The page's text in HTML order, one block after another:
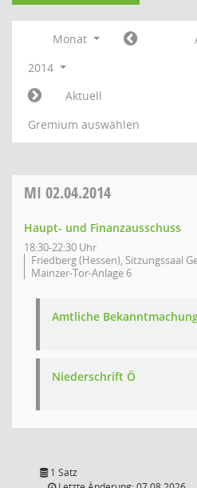
Monat
2014
Aktuell
Gremium auswählen
MI 02.04.2014
Haupt- und Finanzausschuss
18:30-22:30 Uhr
Friedberg (Hessen), Sitzungssaal
Mainzer-Tor-Anlage 6
Amtliche
Niederschrift Ö
1 Satz